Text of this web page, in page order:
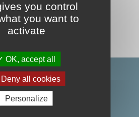
you control
you want to
activate
OK, accept all
Deny all cookies
Personalize